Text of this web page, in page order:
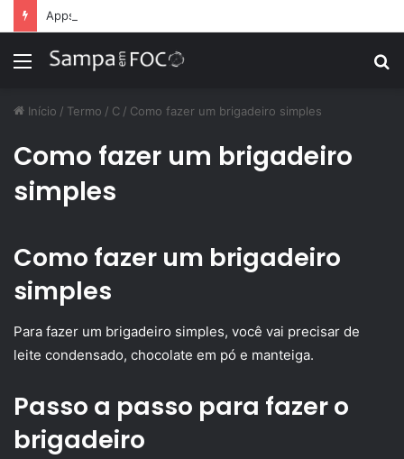
Menu
Início / Termo / C / Como fazer um brigadeiro simples
Como fazer um brigadeiro
simples
Como fazer um brigadeiro
simples
Para fazer um brigadeiro simples, você vai precisar de
leite condensado, chocolate em pó e manteiga.
Passo a passo para fazer o
brigadeiro